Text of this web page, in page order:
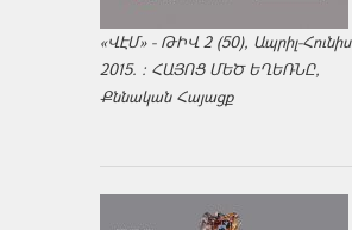
«ՎԷՄ» - ԹԻՎ 2 (50), Ապրիլ-Հունիս
2015. : ՀԱՅՈՑ ՄԵԾ ԵՂԵՌՆԸ,
Քննական Հայացք